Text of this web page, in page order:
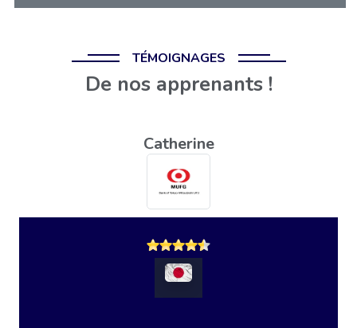
TÉMOIGNAGES
De nos apprenants !
Catherine